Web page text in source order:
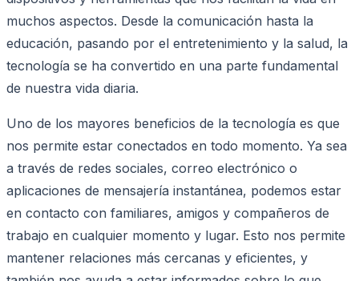
muchos aspectos. Desde la comunicación hasta la
educación, pasando por el entretenimiento y la salud, la
tecnología se ha convertido en una parte fundamental
de nuestra vida diaria.
Uno de los mayores beneficios de la tecnología es que
nos permite estar conectados en todo momento. Ya sea
a través de redes sociales, correo electrónico o
aplicaciones de mensajería instantánea, podemos estar
en contacto con familiares, amigos y compañeros de
trabajo en cualquier momento y lugar. Esto nos permite
mantener relaciones más cercanas y eficientes, y